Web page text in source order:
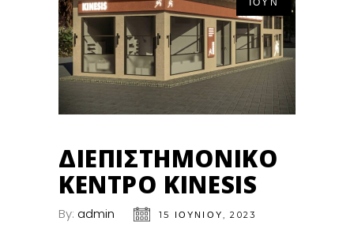
ΔΙΕΠΙΣΤΗΜΟΝΙΚΌ
ΚΈΝΤΡΟ KINESIS
By: admin
15 ΙΟΥΝΊΟΥ, 2023